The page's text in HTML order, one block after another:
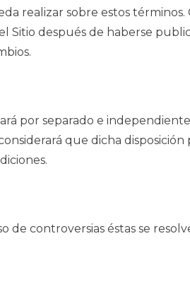
realizar sobre estos
después de haberse
por separado e
que dicha
de controversias éstas se